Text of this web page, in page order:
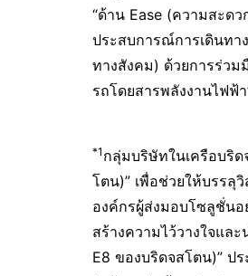
“ด้าน Ease (ความสะด
ประสบการณ์การเดินทา
ทางสังคม) ด้วยการร่วม
รถโดยสารพลังงานไฟฟ้า
*1 กลุ่มบริษัทในเครือบริ
โตน)” เพื่อช่วยให้บรร
องค์กรผู้ส่งมอบโซลูชั่นอ
สร้างความไว้วางใจแล
E8 ของบริดจสโตน)” ป